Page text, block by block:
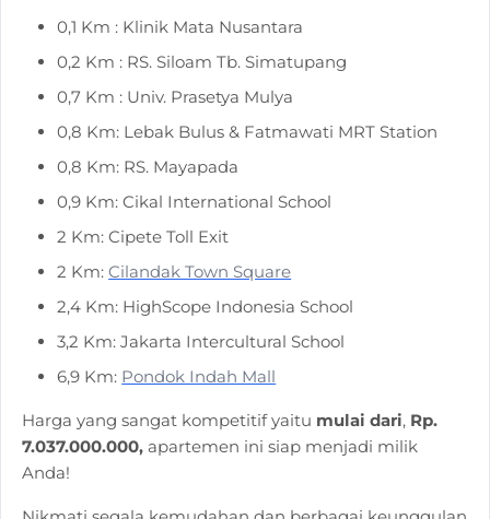
0,1 Km : Klinik Mata Nusantara
0,2 Km : RS. Siloam Tb. Simatupang
0,7 Km : Univ. Prasetya Mulya
0,8 Km: Lebak Bulus & Fatmawati MRT Station
0,8 Km: RS. Mayapada
0,9 Km: Cikal International School
2 Km: Cipete Toll Exit
2 Km:Cilandak Town Square
2,4 Km: HighScope Indonesia School
3,2 Km: Jakarta Intercultural School
6,9 Km: Pondok Indah Mall
Harga yang sangat kompetitif yaitu mulai dari, Rp.
7.037.000.000, apartemen ini siap menjadi milik
Anda!